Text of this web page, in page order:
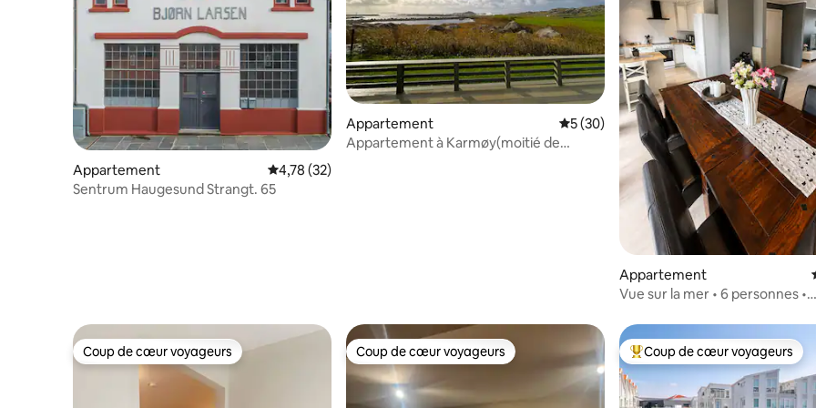
Appartement Évaluation moyenne sur la base de 32 commentaires : 4,78 sur 5
4,78 (32)
Sentrum Haugesund Strangt. 65
Appartement Évaluation moyenne sur la base de 30
5 (30)
Appartement à Karmøy(moitié de
Appartement
Vue sur la mer • 6 personnes •
Coup de cœur voyageurs
Coup de cœur voyageurs Coup de cœur voyageurs
Coup de cœur voyageurs Coups de cœur voyageurs les
Coup de cœur voyageurs